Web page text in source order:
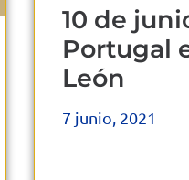
10 de
Portugal
León
7 junio, 2021